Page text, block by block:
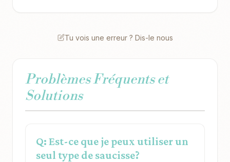
Tu vois une erreur ? Dis-le nous
Problèmes Fréquents et
Solutions
Q: Est-ce que je peux utiliser un
seul type de saucisse?